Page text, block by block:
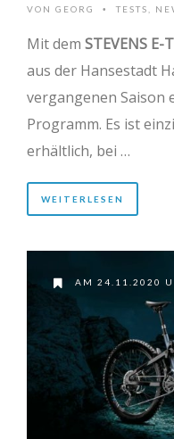
VON GEORG • TESTS
Mit dem STEVENS
aus der Hansestadt
vergangenen Saison
Programm. Es ist
erhältlich, bei …
WEITERLESEN
AM 24.11.2020